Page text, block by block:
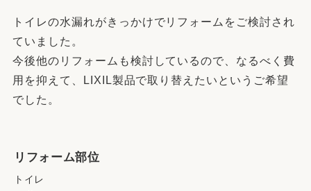
トイレの水漏れがきっかけでリフォームをご検討され
ていました。
今後他のリフォームも検討しているので、なるべく費
用を抑えて、LIXIL製品で取り替えたいというご希望
でした。
リフォーム部位
トイレ